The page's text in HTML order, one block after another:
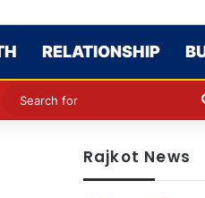
RELATIONSHIP
Article
Switch skin
Rajkot News